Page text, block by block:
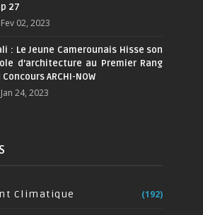
27
Fev 02, 2023
: Le Jeune Camerounais Hisse son
d’architecture au Premier Rang
Concours ARCHI-NOW
Jan 24, 2023
Climatique (192)